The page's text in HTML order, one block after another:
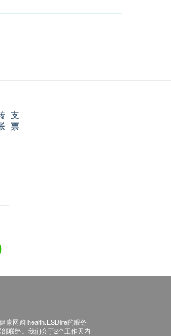
支
票
康网购 health.ESDlife的服务
联络。我们会于2个工作天内